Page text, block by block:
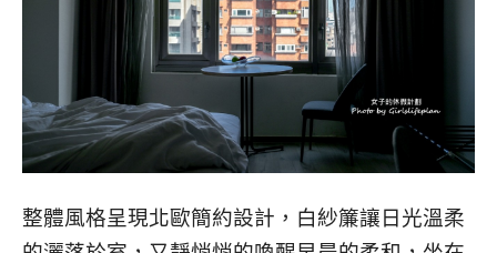
整體風格呈現北歐簡約設計，白紗簾讓日光溫柔